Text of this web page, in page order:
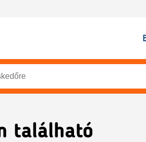
található